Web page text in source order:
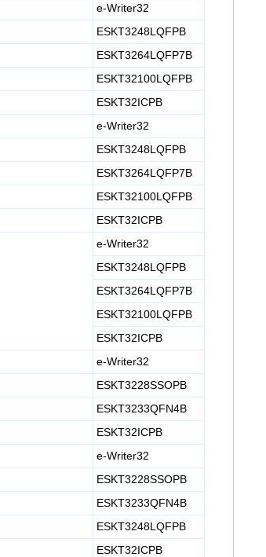
e-Writer32
ESKT3248LQFPB
ESKT3264LQFP7B
ESKT32100LQFPB
ESKT32ICPB
e-Writer32
ESKT3248LQFPB
ESKT3264LQFP7B
ESKT32100LQFPB
ESKT32ICPB
e-Writer32
ESKT3248LQFPB
ESKT3264LQFP7B
ESKT32100LQFPB
ESKT32ICPB
e-Writer32
ESKT3228SSOPB
ESKT3233QFN4B
ESKT32ICPB
e-Writer32
ESKT3228SSOPB
ESKT3233QFN4B
ESKT3248LQFPB
ESKT32ICPB